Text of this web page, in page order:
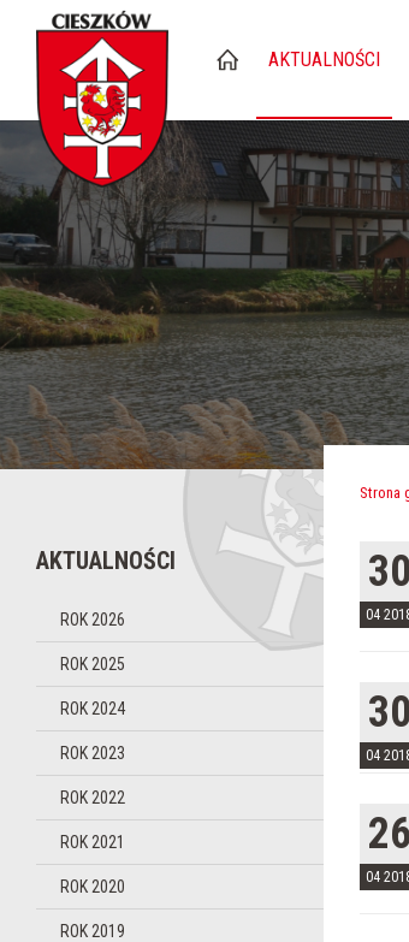
AKTUALNOŚCI
Strona
AKTUALNOŚCI
ROK 2026
ROK 2025
ROK 2024
ROK 2023
ROK 2022
ROK 2021
ROK 2020
ROK 2019
30
04
30
04
26
04